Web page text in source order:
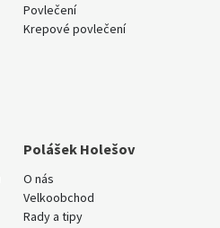
Povlečení
Krepové povlečení
Polášek Holešov
O nás
Velkoobchod
Rady a tipy